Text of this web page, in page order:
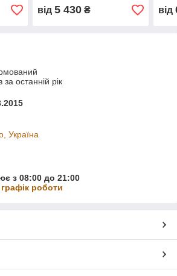
від 5 430₴ від
за останній рік
Україна
з 08:00 до 21:00
роботи